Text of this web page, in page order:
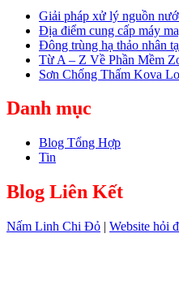
Giải pháp xử lý nguồn
Địa điểm cung cấp máy
Đông trùng hạ thảo nhân
Từ A – Z Về Phần Mềm
Sơn Chống Thấm Kova
Danh mục
Blog Tổng Hợp
Tin
Blog Liên Kết
Nấm Linh Chi Đỏ | Website hỏi